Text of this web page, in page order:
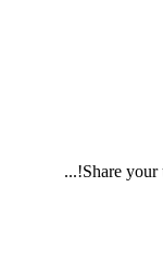
Share your